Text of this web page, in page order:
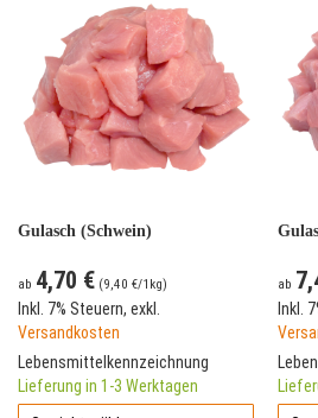
Gulasch (Schwein)
ab 4,70 € (9,40 €/1kg)
Inkl. 7% Steuern, exkl.
Versandkosten
Lebensmittelkennzeichnung
Lieferung in 1-3 Werktagen
ab
Inkl.